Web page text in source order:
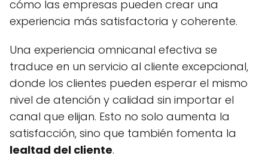
cómo las empresas pueden crear una
experiencia más satisfactoria y coherente.
Una experiencia omnicanal efectiva se
traduce en un servicio al cliente excepcional,
donde los clientes pueden esperar el mismo
nivel de atención y calidad sin importar el
canal que elijan. Esto no solo aumenta la
satisfacción, sino que también fomenta la
lealtad del cliente.